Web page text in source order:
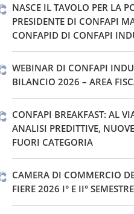
NASCE IL TAVOLO PER LA
PRESIDENTE DI CONFAPI
CONFAPID DI CONFAPI
WEBINAR DI CONFAPI
BILANCIO 2026 – AREA
CONFAPI BREAKFAST: AL
ANALISI PREDITTIVE,
FUORI CATEGORIA
CAMERA DI COMMERCIO
FIERE 2026 I° E II° SEMESTRE